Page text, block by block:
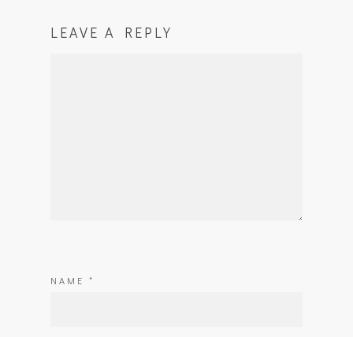
LEAVE A REPLY
NAME *